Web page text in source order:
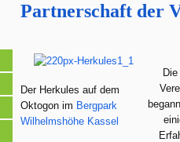
Partnerschaft der
Der Herkules auf dem
Oktogon im Bergpark
Wilhelmshöhe Kassel